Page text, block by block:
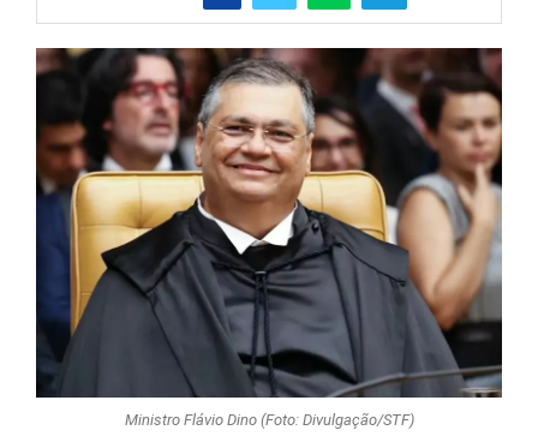
Ministro Flávio Dino (Foto: Divulgação/STF)